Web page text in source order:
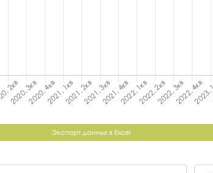
Экспорт данных в Excel